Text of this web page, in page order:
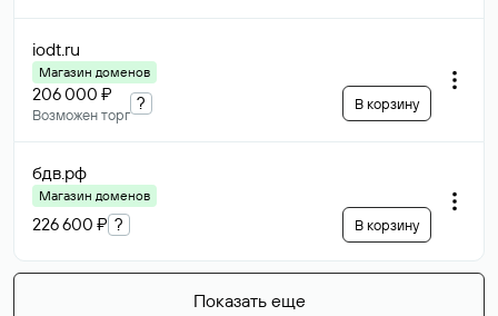
iodt.ru
Магазин доменов
206 000 ₽
Возможен торг
? В корзину
бдв.рф
Магазин доменов
226 600 ₽ ? В корзину
Показать еще